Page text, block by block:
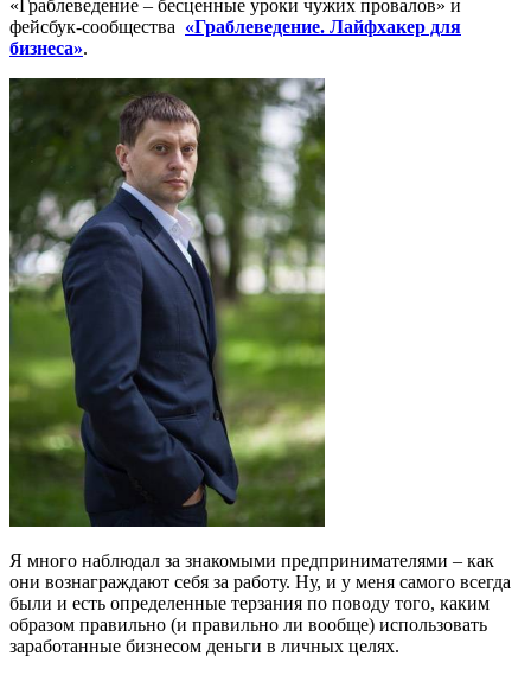
«Граблеведение – бесценные уроки чужих провалов» и
фейсбук-сообщества «Граблеведение. Лайфхакер для
бизнеса».
Я много наблюдал за знакомыми предпринимателями – как
они вознаграждают себя за работу. Ну, и у меня самого всегда
были и есть определенные терзания по поводу того, каким
образом правильно (и правильно ли вообще) использовать
заработанные бизнесом деньги в личных целях.